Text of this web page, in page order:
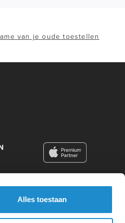
Alles toestaan
van je oude toestellen